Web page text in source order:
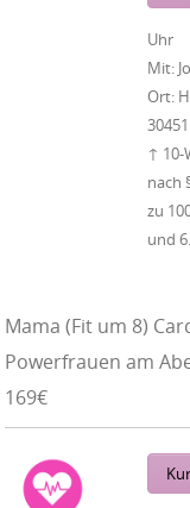
Uhr
Mit:
Ort:
↑ 10-
nach
zu
und
Mama (Fit um 8)
Powerfrauen am
169€